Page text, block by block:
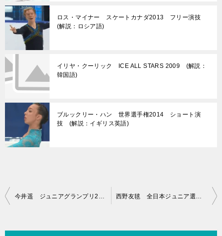
ロス・マイナー スケートカナダ2013 フリー演技
(解説：ロシア語)
イリヤ・クーリック ICE ALL STARS 2009 (解説：
韓国語)
ブルックリー・ハン 世界選手権2014 ショート演
技 (解説：イギリス英語)
投